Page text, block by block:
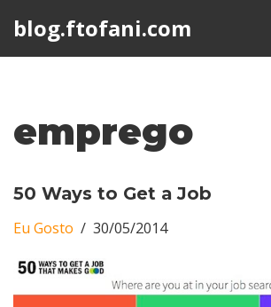
blog.ftofani.com
emprego
50 Ways to Get a Job
Eu Gosto 30/05/2014